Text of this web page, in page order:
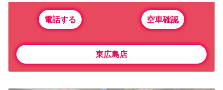
電話する 空車確認
東広島店